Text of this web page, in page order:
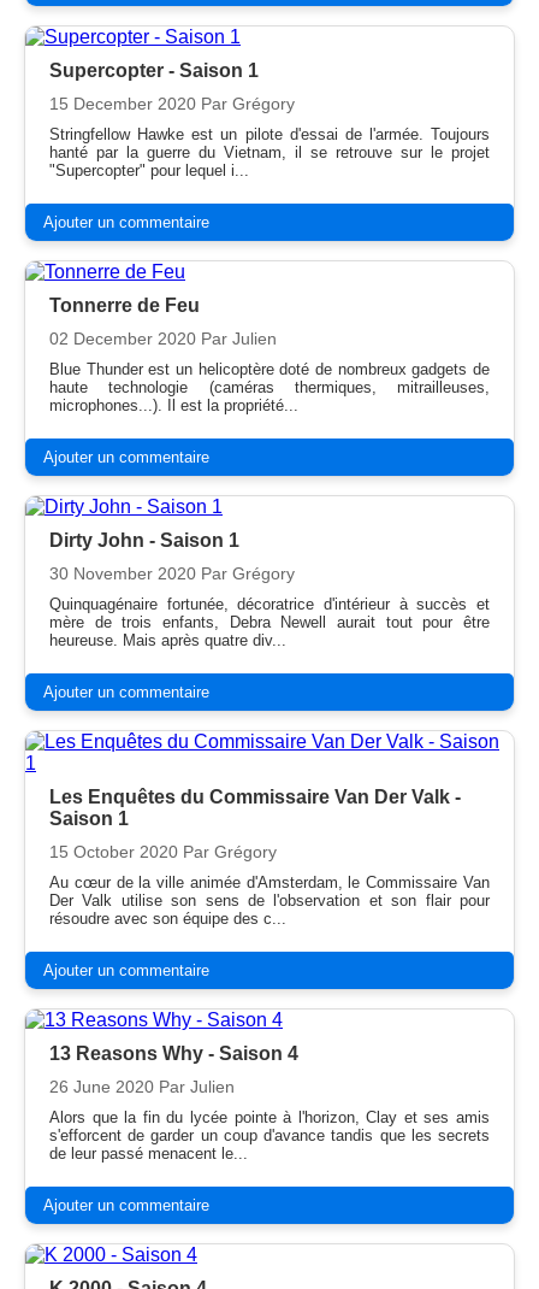
Supercopter - Saison 1
15 December 2020 Par Grégory
Stringfellow Hawke est un pilote d'essai de l'armée. Toujours
hanté par la guerre du Vietnam, il se retrouve sur le projet
"Supercopter" pour lequel i...
Ajouter un commentaire
Tonnerre de Feu
02 December 2020 Par Julien
Blue Thunder est un helicoptère doté de nombreux gadgets de
haute technologie (caméras thermiques, mitrailleuses,
microphones...). Il est la propriété...
Ajouter un commentaire
Dirty John - Saison 1
30 November 2020 Par Grégory
Quinquagénaire fortunée, décoratrice d'intérieur à succès et
mère de trois enfants, Debra Newell aurait tout pour être
heureuse. Mais après quatre div...
Ajouter un commentaire
Les Enquêtes du Commissaire Van Der Valk -
Saison 1
15 October 2020 Par Grégory
Au cœur de la ville animée d'Amsterdam, le Commissaire Van
Der Valk utilise son sens de l'observation et son flair pour
résoudre avec son équipe des c...
Ajouter un commentaire
13 Reasons Why - Saison 4
26 June 2020 Par Julien
Alors que la fin du lycée pointe à l'horizon, Clay et ses amis
s'efforcent de garder un coup d'avance tandis que les secrets
de leur passé menacent le...
Ajouter un commentaire